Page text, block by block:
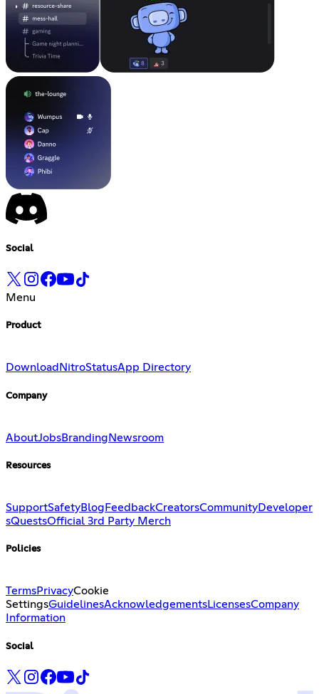
Social
Menu
Product
Download NitroStatusApp Directory
Company
AboutJobsBranding Newsroom
Resources
SupportSafetyBlog FeedbackCreatorsCommunityDeveloper
sQuestsOfficial 3rd Party Merch
Policies
TermsPrivacyCookie
SettingsGuidelinesAcknowledgementsLicensesCompany
Information
Social